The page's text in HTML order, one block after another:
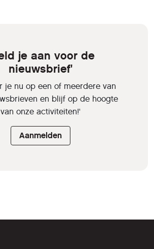
je aan voor de
nieuwsbrief'
je nu op een of meerdere van
en blijf op de hoogte
van onze activiteiten!'
Aanmelden